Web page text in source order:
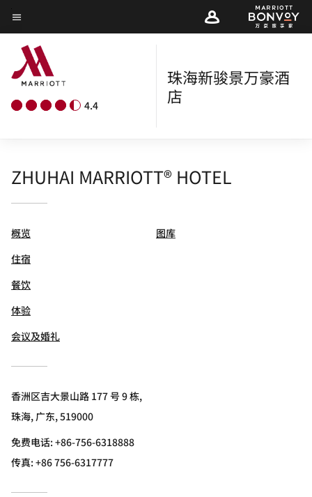
Skip
to
main
content
菜单文本
4.4
珠海新骏景万豪酒
店
ZHUHAI MARRIOTT® HOTEL
概览
住宿
餐饮
体验
会议及婚礼
图库
香洲区吉大景山路 177 号 9 栋,
珠海, 广东, 519000
免费电话:+86-756-6318888
传真:+86 756-6317777